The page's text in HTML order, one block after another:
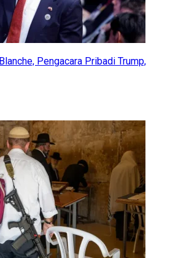
Pengacara Pribadi Trump,